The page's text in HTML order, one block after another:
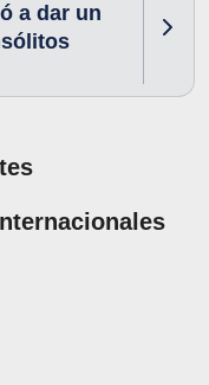
a dar un